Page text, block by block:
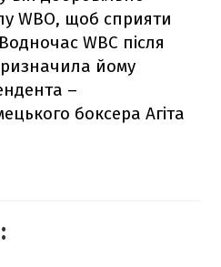
WBO, щоб сприяти
WBC після
йому
–
боксера Агіта